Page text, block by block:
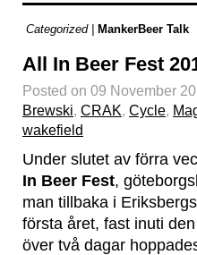
Categorized | MankerBeer Talk
All In Beer Fest
Posted on 09 November
Brewski, CRAK, Cycle,
wakefield
Under slutet av förra
In Beer Fest,
man tillbaka i
första året, fast inuti
över två dagar